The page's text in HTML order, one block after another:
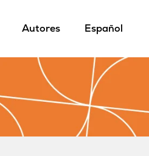
Autores Español